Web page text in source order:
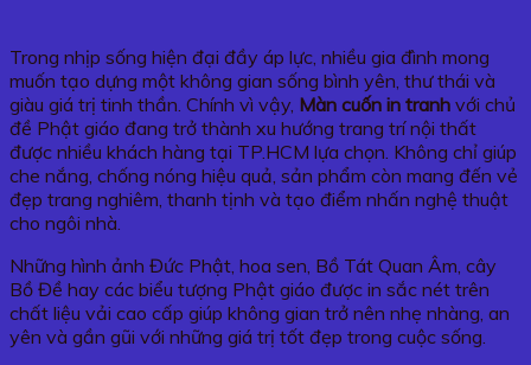
Trong nhịp sống hiện đại đầy áp lực, nhiều gia đình mong
muốn tạo dựng một không gian sống bình yên, thư thái và
giàu giá trị tinh thần. Chính vì vậy, Màn cuốn in tranh với chủ
đề Phật giáo đang trở thành xu hướng trang trí nội thất
được nhiều khách hàng tại TP.HCM lựa chọn. Không chỉ giúp
che nắng, chống nóng hiệu quả, sản phẩm còn mang đến vẻ
đẹp trang nghiêm, thanh tịnh và tạo điểm nhấn nghệ thuật
cho ngôi nhà.
Những hình ảnh Đức Phật, hoa sen, Bồ Tát Quan Âm, cây
Bồ Đề hay các biểu tượng Phật giáo được in sắc nét trên
chất liệu vải cao cấp giúp không gian trở nên nhẹ nhàng, an
yên và gần gũi với những giá trị tốt đẹp trong cuộc sống.